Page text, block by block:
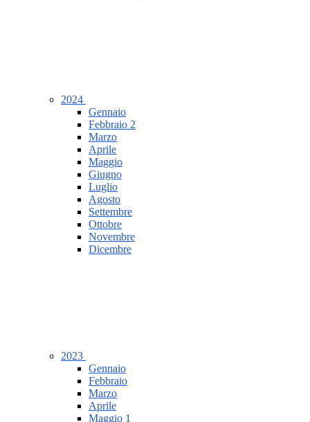
2024
Gennaio
Febbraio 2
Marzo
Aprile
Maggio
Giugno
Luglio
Agosto
Settembre
Ottobre
Novembre
Dicembre
2023
Gennaio
Febbraio
Marzo
Aprile
Maggio 1